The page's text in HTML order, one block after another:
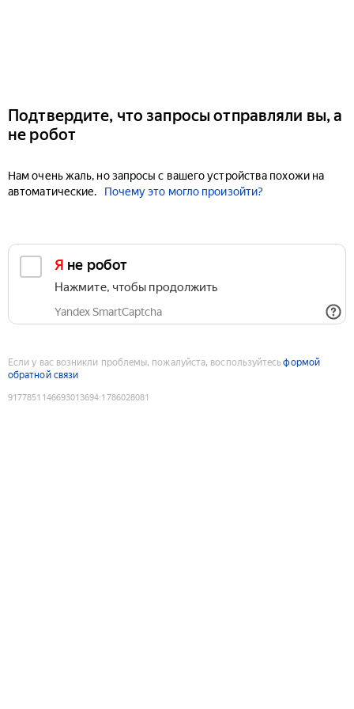
Подтвердите, что запросы отправляли вы, а
не робот
Нам очень жаль, но запросы с вашего устройства похожи на
автоматические.
Почему это могло произойти?
Я не робот
Нажмите, чтобы продолжить
Yandex SmartCaptcha
Если у вас возникли проблемы, пожалуйста, воспользуйтесьформой
обратной связи
9177851146693013694:1786028081